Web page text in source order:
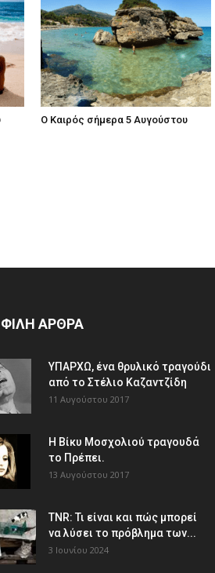
Ο Καιρός σήμερα 5 Αυγούστου
ΑΡΘΡΑ
ΥΠΑΡΧΩ, ένα θρυλικό τραγούδι
από το Στέλιο Καζαντζίδη
11 Αυγούστου 2017
Η Βίκυ Μοσχολιού τραγουδά
το Πρέπει.
13 Αυγούστου 2017
TNR: Τι είναι και πώς μπορεί
να λύσει το πρόβλημα των...
3 Ιουνίου 2024